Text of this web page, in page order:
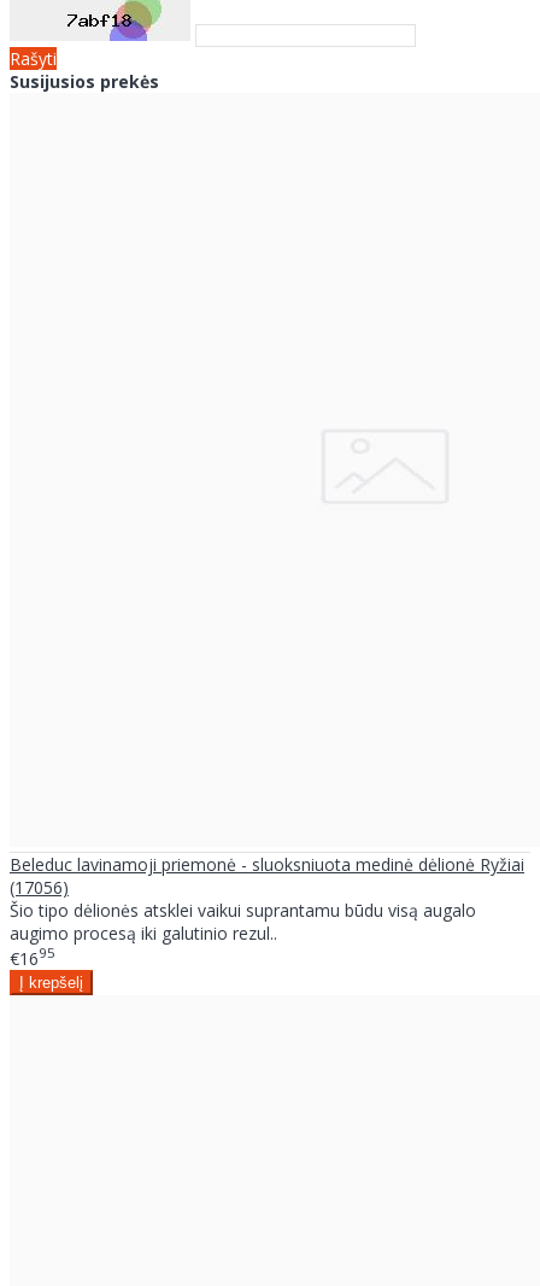
Rašyti
Susijusios prekės
Beleduc lavinamoji priemonė - sluoksniuota medinė dėlionė Ryžiai
(17056)
Šio tipo dėlionės atsklei vaikui suprantamu būdu visą augalo
augimo procesą iki galutinio rezul..
€1695